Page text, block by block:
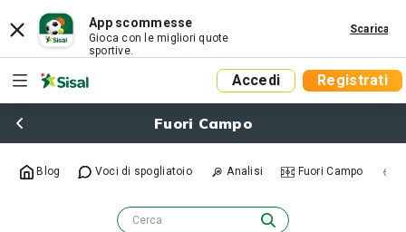
App scommesse
Gioca con le migliori quote
sportive.
Scarica
Accedi Registrati
Fuori Campo
Blog Voci di spogliatoio Analisi Fuori Campo